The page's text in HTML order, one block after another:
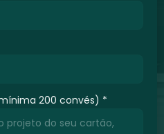
200 convés) *